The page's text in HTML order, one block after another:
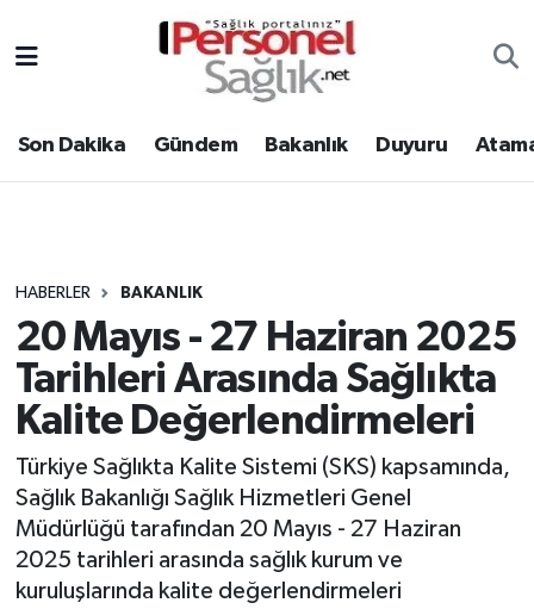
Son Dakika Gündem Bakanlık Duyuru
HABERLER BAKANLIK
20 Mayıs - 27 Haziran 2025
Tarihleri Arasında Sağlıkta
Kalite Değerlendirmeleri
Türkiye Sağlıkta Kalite Sistemi (SKS) kapsamında,
Sağlık Bakanlığı Sağlık Hizmetleri Genel
Müdürlüğü tarafından 20 Mayıs - 27 Haziran
2025 tarihleri arasında sağlık kurum ve
kuruluşlarında kalite değerlendirmeleri
Gündem
Atamalar
Mevzuat
Sendika
Kpss - Sınav
Nöbetçi Eczaneler
Hava Durumu
Tüm Manşetler
Son Dakika Haberleri
Haber Arşivi